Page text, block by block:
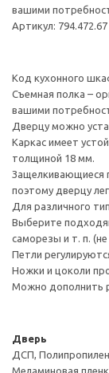
вашими
Артикул: 794.472.67
Код кухонного
Съемная полка –
вашими
Дверцу можно
Каркас имеет
толщиной 18 мм.
Защелкивающиеся
поэтому дверцу
Для различного
Выберите
саморезы и т. п. (не
Петли
Ножки и цоколи
Можно дополнить
Дверь
ДСП,
Меламиновая